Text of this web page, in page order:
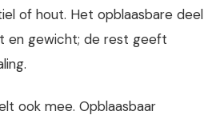
of hout. Het opblaasbare deel
en gewicht; de rest geeft
ook mee. Opblaasbaar